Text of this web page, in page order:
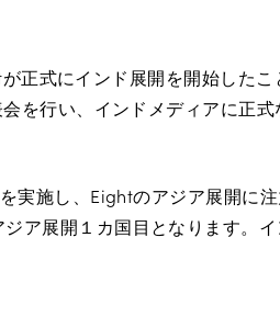
正式にインド展開を開始したこ
を行い、インドメディアに正式
実施し、Eightのアジア展開に
ア展開１カ国目となります。